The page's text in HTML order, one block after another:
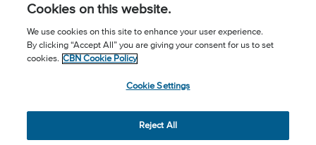
¿Conoces a Jesús?
Suscríbase al boletín
Seguir Mundo Cristiano
Terms of Use
Cookies on this website.
We use cookies on this site to enhance your user experience.
By clicking “Accept All” you are giving your consent for us to set
cookies. CBN Cookie Policy
Cookie Settings
Reject All